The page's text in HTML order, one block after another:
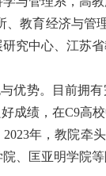
、教育经济与管
究中心、江苏
优势。目前拥
成绩，在C9高校
2023年，教院牵
、匡亚明学院